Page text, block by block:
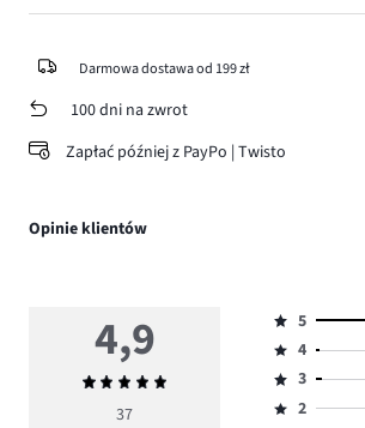
Darmowa dostawa od 199 zł
100 dni na zwrot
Zapłać później z PayPo | Twisto
Opinie klientów
4,9
Średnia
ocena
37
Ocena
5,
ilość
głosów
5
Ocena
4,
ilość
4
Ocena
3,
3
Ocena
2